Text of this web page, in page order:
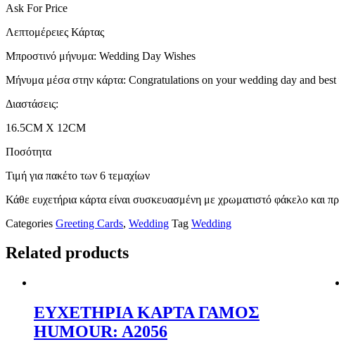
Ask For Price
Λεπτομέρειες Κάρτας
Μπροστινό μήνυμα: Wedding Day Wishes
Μήνυμα μέσα στην κάρτα: Congratulations on your wedding day and
Διαστάσεις:
16.5CM X 12CM
Ποσότητα
Τιμή για πακέτο των 6 τεμαχίων
Κάθε ευχετήρια κάρτα είναι συσκευασμένη με χρωματιστό φάκελο και
Categories Greeting Cards, Wedding Tag Wedding
Related products
ΕΥΧΕΤΗΡΙΑ ΚΑΡΤΑ ΓΑΜΟΣ
HUMOUR: A2056